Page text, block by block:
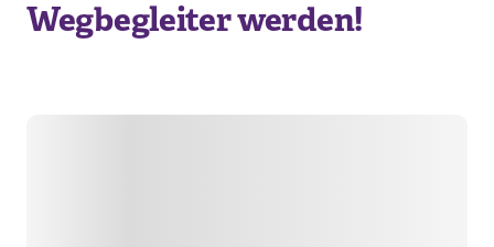
Wegbegleiter werden!